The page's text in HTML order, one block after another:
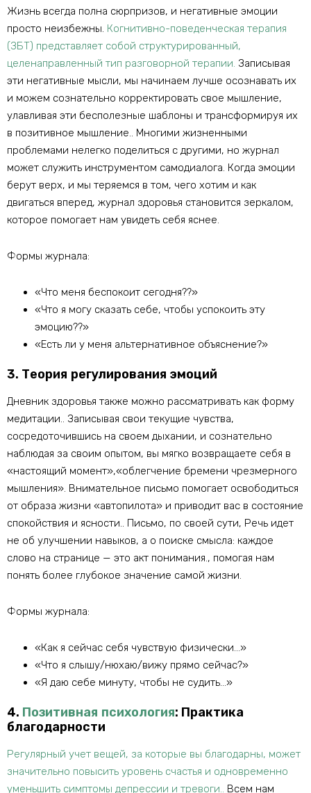
Жизнь всегда полна сюрпризов, и негативные эмоции
просто неизбежны. Когнитивно-поведенческая терапия
(ЗБТ) представляет собой структурированный,
целенаправленный тип разговорной терапии. Записывая
эти негативные мысли, мы начинаем лучше осознавать их
и можем сознательно корректировать свое мышление,
улавливая эти бесполезные шаблоны и трансформируя их
в позитивное мышление.. Многими жизненными
проблемами нелегко поделиться с другими, но журнал
может служить инструментом самодиалога. Когда эмоции
берут верх, и мы теряемся в том, чего хотим и как
двигаться вперед, журнал здоровья становится зеркалом,
которое помогает нам увидеть себя яснее.
Формы журнала:
«Что меня беспокоит сегодня??»
«Что я могу сказать себе, чтобы успокоить эту
эмоцию??»
«Есть ли у меня альтернативное объяснение?»
3. Теория регулирования эмоций
Дневник здоровья также можно рассматривать как форму
медитации.. Записывая свои текущие чувства,
сосредоточившись на своем дыхании, и сознательно
наблюдая за своим опытом, вы мягко возвращаете себя в
«настоящий момент»,«облегчение бремени чрезмерного
мышления». Внимательное письмо помогает освободиться
от образа жизни «автопилота» и приводит вас в состояние
спокойствия и ясности.. Письмо, по своей сути, Речь идет
не об улучшении навыков, а о поиске смысла: каждое
слово на странице — это акт понимания., помогая нам
понять более глубокое значение самой жизни.
Формы журнала:
«Как я сейчас себя чувствую физически…»
«Что я слышу/нюхаю/вижу прямо сейчас?»
«Я даю себе минуту, чтобы не судить…»
4. Позитивная психология: Практика
благодарности
Регулярный учет вещей, за которые вы благодарны, может
значительно повысить уровень счастья и одновременно
уменьшить симптомы депрессии и тревоги.. Всем нам